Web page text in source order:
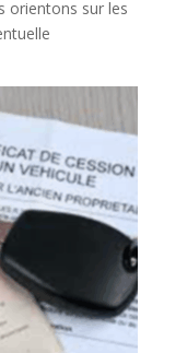
orientons sur les